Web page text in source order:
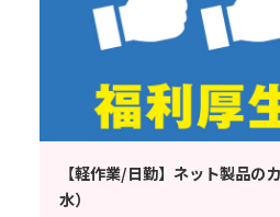
【軽作業/日勤】ネット製品の
水）